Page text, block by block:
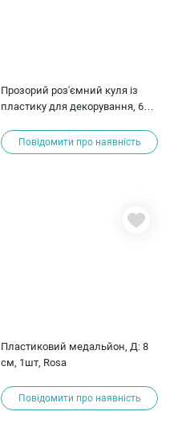
Прозорий роз'ємний куля із
пластику для декорування, 6
Повідомити про наявність
Пластиковий медальйон, Д: 8
см, 1шт, Rosa
Повідомити про наявність